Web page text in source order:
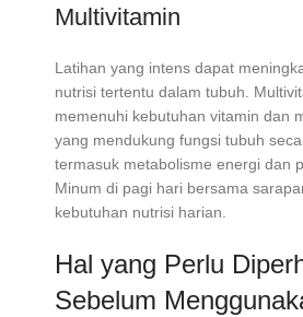
Multivitamin
Latihan yang intens dapat
nutrisi tertentu dalam tubuh.
memenuhi kebutuhan vitamin dan
yang mendukung fungsi tubuh
termasuk metabolisme energi dan
Minum di pagi hari bersama
kebutuhan nutrisi harian.
Hal yang Perlu
Sebelum